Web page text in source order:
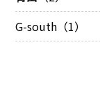
G-south（1）